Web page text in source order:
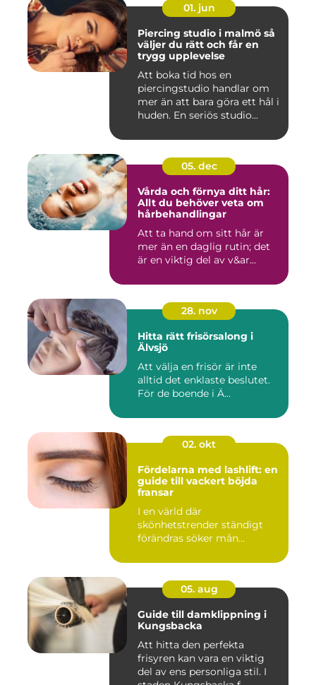
01. jun
Piercing studio i malmö så
väljer du rätt och får en
trygg upplevelse
Att boka tid hos en
piercingstudio handlar om
mer än att bara göra ett hål i
huden. En seriös studio...
05. dec
Vårda och förnya ditt hår:
Allt du behöver veta om
hårbehandlingar
Att ta hand om sitt hår är
mer än en daglig rutin; det
är en viktig del av v&ar...
28. nov
Hitta rätt frisörsalong i
Älvsjö
Att välja en frisör är inte
alltid det enklaste beslutet.
För de boende i Ä...
02. okt
Fördelarna med lashlift: en
guide till vackert böjda
fransar
I en värld där
skönhetstrender ständigt
förändras söker mån...
05. aug
Guide till damklippning i
Kungsbacka
Att hitta den perfekta
frisyren kan vara en viktig
del av ens personliga stil. I